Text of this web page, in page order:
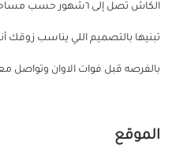
الكاش تصل إلى
تبنيها بالتصميم اللي يناسب زوقك
بالفرصه قبل فوات الاوان وتواصل معنا واتس
الموقع